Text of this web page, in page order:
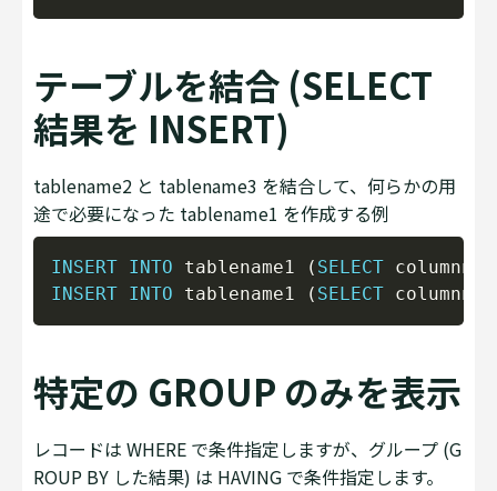
テーブルを結合 (SELECT
結果を INSERT)
tablename2 と tablename3 を結合して、何らかの用
途で必要になった tablename1 を作成する例
INSERT INTO tablename1 ( SELECT
INSERT INTO tablename1 ( SELECT
特定の GROUP のみを表示
レコードは WHERE で条件指定しますが、グループ (G
ROUP BY した結果) は HAVING で条件指定します。